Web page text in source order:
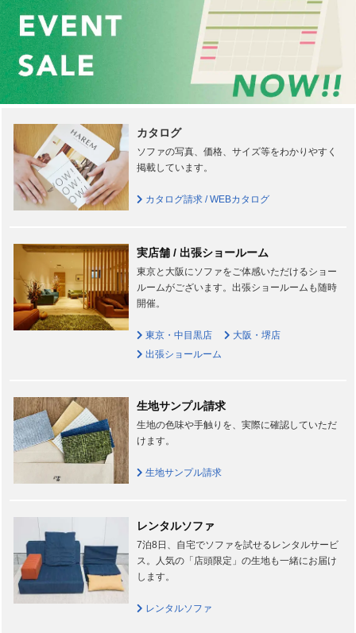
カタログ
ソファの写真、価格、サイズ等をわかりやすく
掲載しています。
カタログ請求 / WEBカタログ
実店舗 / 出張ショールーム
東京と大阪にソファをご体感いただけるショー
ルームがございます。出張ショールームも随時
開催。
東京・中目黒店
大阪・堺店
出張ショールーム
生地サンプル請求
生地の色味や手触りを、実際に確認していただ
けます。
生地サンプル請求
レンタルソファ
7泊8日、自宅でソファを試せるレンタルサービ
ス。人気の「店頭限定」の生地も一緒にお届け
します。
レンタルソファ